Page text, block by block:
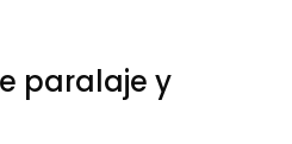
paralaje y